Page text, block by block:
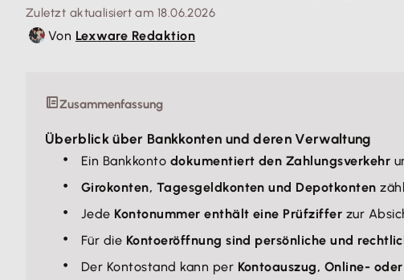
Zuletzt aktualisiert am 18.06.2026
Von Lexware Redaktion
Zusammenfassung
Überblick über Bankkonten und deren Verwaltung
Ein Bankkonto dokumentiert den Zahlungsverkehr
Girokonten, Tagesgeldkonten und Depotkonten
Jede Kontonummer enthält eine Prüfziffer zur
Für die Kontoeröffnung sind persönliche und
Der Kontostand kann per Kontoauszug, Online-